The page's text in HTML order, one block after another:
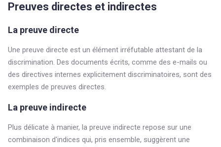
Preuves directes et indirectes
La preuve directe
Une preuve directe est un élément irréfutable attestant de la
discrimination. Des documents écrits, comme des e-mails ou
des directives internes explicitement discriminatoires, sont des
exemples de preuves directes.
La preuve indirecte
Plus délicate à manier, la preuve indirecte repose sur une
combinaison d'indices qui, pris ensemble, suggèrent une